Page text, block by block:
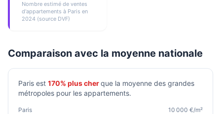
Nombre estimé de ventes
d'appartements à Paris en
2024 (source DVF)
Comparaison avec la moyenne nationale
Paris est 170% plus cherque la moyenne des grandes
métropoles pour les appartements.
Paris 10 000 €/m²